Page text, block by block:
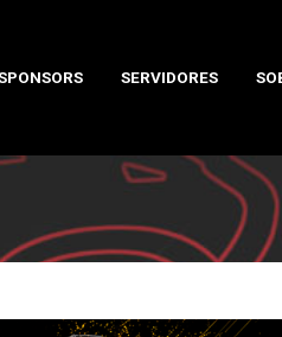
SERVIDORES